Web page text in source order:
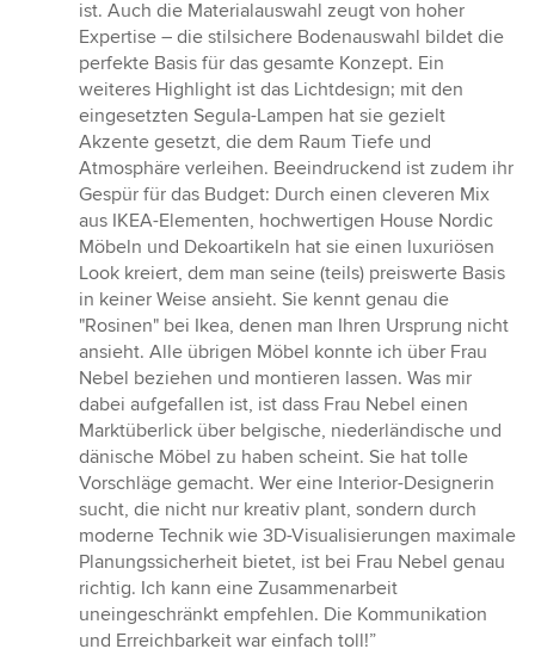
ist. Auch die Materialauswahl zeugt von hoher
Expertise – die stilsichere Bodenauswahl bildet die
perfekte Basis für das gesamte Konzept. Ein
weiteres Highlight ist das Lichtdesign; mit den
eingesetzten Segula-Lampen hat sie gezielt
Akzente gesetzt, die dem Raum Tiefe und
Atmosphäre verleihen. Beeindruckend ist zudem ihr
Gespür für das Budget: Durch einen cleveren Mix
aus IKEA-Elementen, hochwertigen House Nordic
Möbeln und Dekoartikeln hat sie einen luxuriösen
Look kreiert, dem man seine (teils) preiswerte Basis
in keiner Weise ansieht. Sie kennt genau die
"Rosinen" bei Ikea, denen man Ihren Ursprung nicht
ansieht. Alle übrigen Möbel konnte ich über Frau
Nebel beziehen und montieren lassen. Was mir
dabei aufgefallen ist, ist dass Frau Nebel einen
Marktüberlick über belgische, niederländische und
dänische Möbel zu haben scheint. Sie hat tolle
Vorschläge gemacht. Wer eine Interior-Designerin
sucht, die nicht nur kreativ plant, sondern durch
moderne Technik wie 3D-Visualisierungen maximale
Planungssicherheit bietet, ist bei Frau Nebel genau
richtig. Ich kann eine Zusammenarbeit
uneingeschränkt empfehlen. Die Kommunikation
und Erreichbarkeit war einfach toll!”